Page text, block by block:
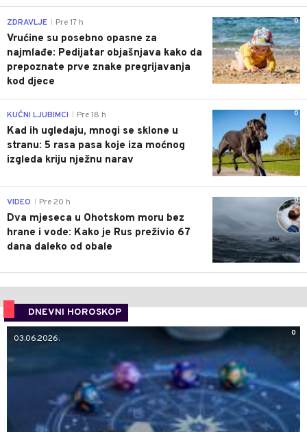
0
ZDRAVLJE Pre 17 h
Vrućine su posebno opasne za
najmlađe: Pedijatar objašnjava kako da
prepoznate prve znake pregrijavanja
kod djece
0
KUĆNI LJUBIMCI Pre 18 h
Kad ih ugledaju, mnogi se sklone u
stranu: 5 rasa pasa koje iza moćnog
izgleda kriju nježnu narav
0
VIDEO Pre 20 h
Dva mjeseca u Ohotskom moru bez
hrane i vode: Kako je Rus preživio 67
dana daleko od obale
DNEVNI HOROSKOP
0
03.06.2026.